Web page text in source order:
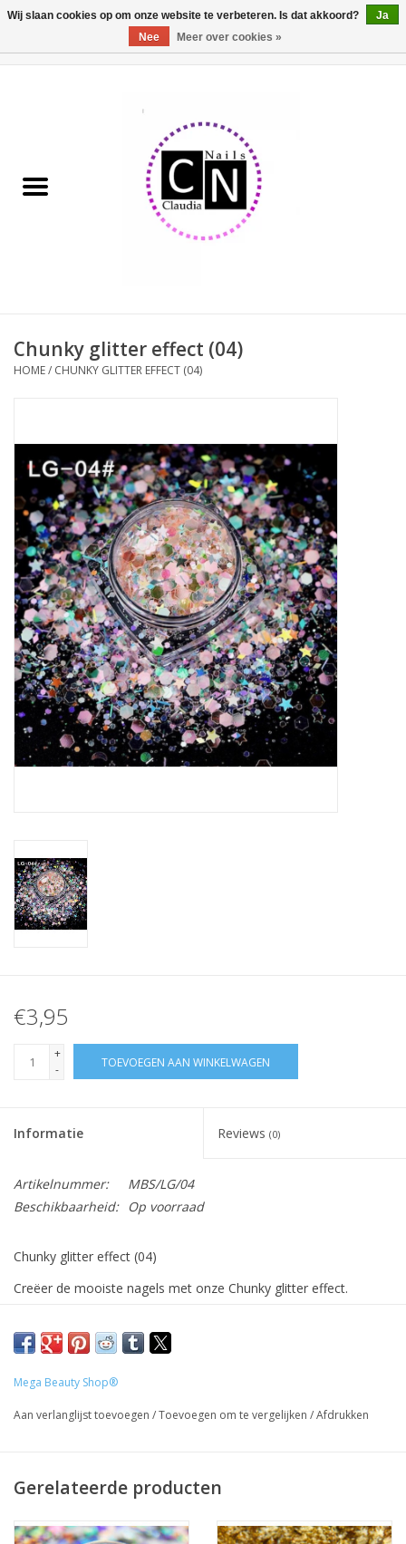
Pedicure producten
Acrylpoeder
Apparatuur
Meubilair
Gellak
NailArt Producten
Startpakketten
NIEUW! MBS Producten
Beauty Producten
Hema free line/Hypoallergenic
Nail Mist
Chunky glitter effect (04)
HOME/ CHUNKY GLITTER EFFECT (04)
€3,95
+
-
TOEVOEGEN AAN WINKELWAGEN
Informatie Reviews (0)
Artikelnummer:
MBS/LG/04
Beschikbaarheid:
Op voorraad
Chunky glitter effect (04)
Creëer de mooiste nagels met onze Chunky glitter effect.
overloop te maken met bijvoorbeeld gel of acryl. Ook is het
Mega Beauty Shop®
Aan verlanglijst toevoegen /Toevoegen om te vergelijken /Afdrukken
Gerelateerde producten
Wij slaan cookies op om onze website te verbeteren. Is dat akkoord?
Ja
Nee
Meer over cookies »